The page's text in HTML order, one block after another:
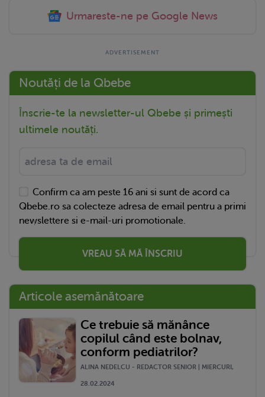
Urmareste-ne pe Google News
Noutăți de la Qbebe
Înscrie-te la newsletter-ul Qbebe și primești
ultimele noutăți.
Confirm ca am peste 16 ani si sunt de acord ca
Qbebe.ro sa colecteze adresa de email pentru a primi
newslettere si e-mail-uri promotionale.
VREAU SĂ MĂ ÎNSCRIU
Articole asemănătoare
Ce trebuie să mănânce
copilul când este bolnav,
conform pediatrilor?
ALINA NEDELCU - REDACTOR SENIOR | MIERCURI,
28.02.2024